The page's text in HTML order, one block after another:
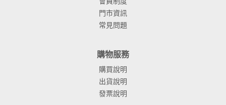
門市資訊
常見問題
購物服務
購買說明
出貨說明
發票說明